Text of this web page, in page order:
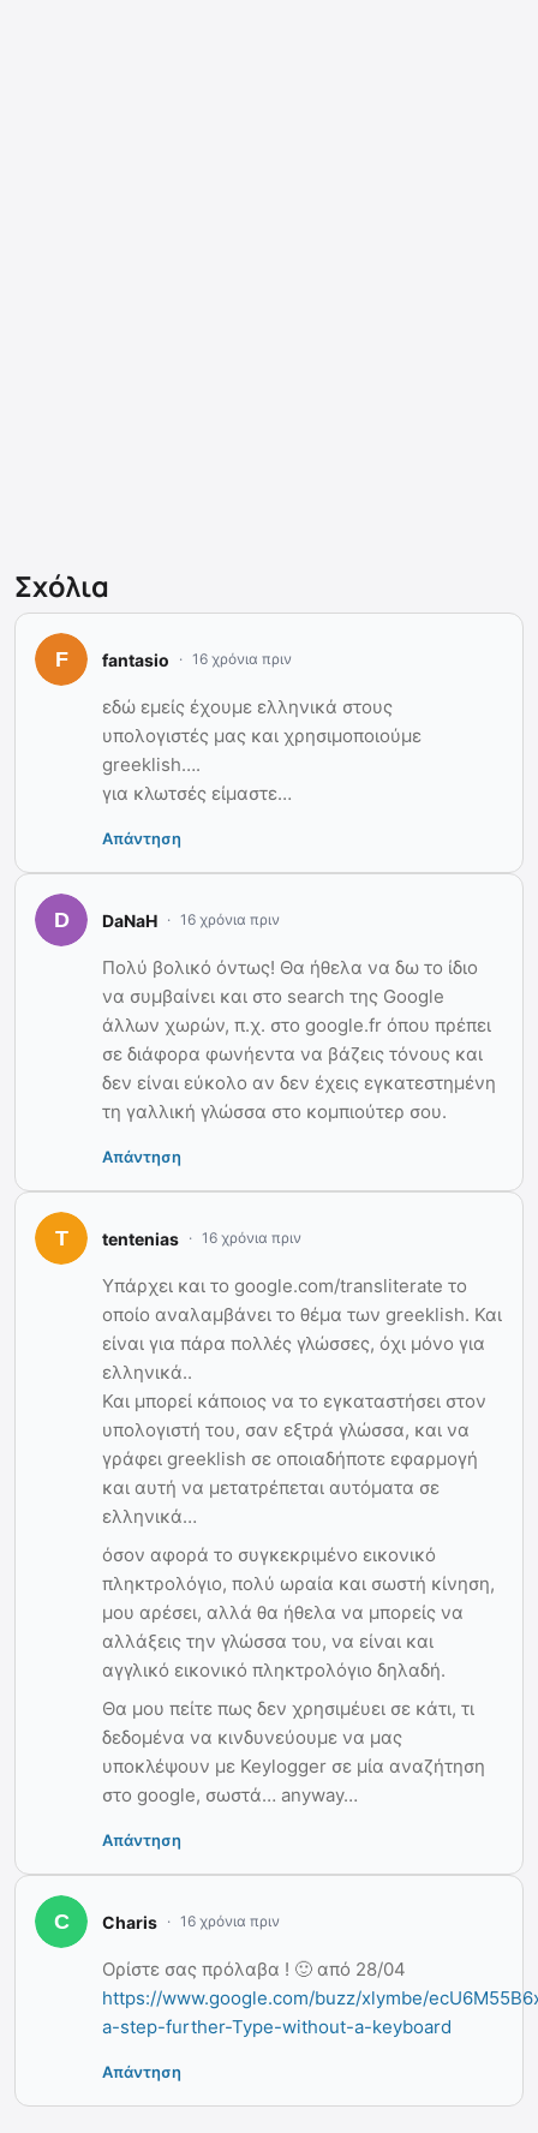
Σχόλια
fantasio 16 χρόνια πριν
εδώ εμείς έχουμε ελληνικά στους
υπολογιστές μας και χρησιμοποιούμε
greeklish….
για κλωτσές είμαστε…
Απάντηση
DaNaH 16 χρόνια πριν
Πολύ βολικό όντως! Θα ήθελα να δω το ίδιο
να συμβαίνει και στο search της Google
άλλων χωρών, π.χ. στο google.fr όπου πρέπει
σε διάφορα φωνήεντα να βάζεις τόνους και
δεν είναι εύκολο αν δεν έχεις εγκατεστημένη
τη γαλλική γλώσσα στο κομπιούτερ σου.
Απάντηση
tentenias 16 χρόνια πριν
Υπάρχει και το google.com/transliterate το
οποίο αναλαμβάνει το θέμα των greeklish. Και
είναι για πάρα πολλές γλώσσες, όχι μόνο για
ελληνικά..
Και μπορεί κάποιος να το εγκαταστήσει στον
υπολογιστή του, σαν εξτρά γλώσσα, και να
γράφει greeklish σε οποιαδήποτε εφαρμογή
και αυτή να μετατρέπεται αυτόματα σε
ελληνικά…
όσον αφορά το συγκεκριμένο εικονικό
πληκτρολόγιο, πολύ ωραία και σωστή κίνηση,
μου αρέσει, αλλά θα ήθελα να μπορείς να
αλλάξεις την γλώσσα του, να είναι και
αγγλικό εικονικό πληκτρολόγιο δηλαδή.
Θα μου πείτε πως δεν χρησιμέυει σε κάτι, τι
δεδομένα να κινδυνεύουμε να μας
υποκλέψουν με Keylogger σε μία αναζήτηση
στο google, σωστά… anyway…
Απάντηση
Charis 16 χρόνια πριν
Ορίστε σας πρόλαβα ! 🙂 από 28/04
https://www.google.com/buzz/xlymbe/
a-step-further-Type-without-a-keyboard
Απάντηση